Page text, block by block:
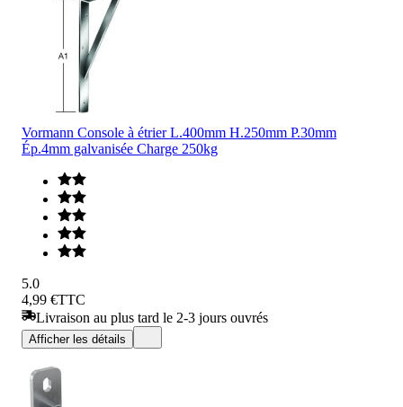
Vormann Console à étrier L.400mm H.250mm P.30mm
Ép.4mm galvanisée Charge 250kg
5.0
4,99 €TTC
Livraison au plus tard le 2-3 jours ouvrés
Afficher les détails